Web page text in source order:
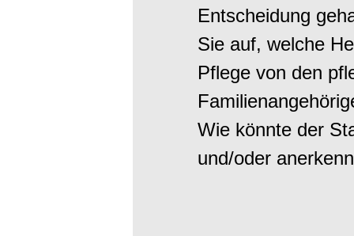
Entscheidung
Sie auf, welche
Pflege von den
Wie könnte der
und/oder